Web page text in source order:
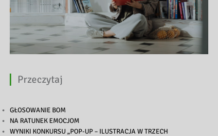
Przeczytaj
GŁOSOWANIE BOM
NA RATUNEK EMOCJOM
WYNIKI KONKURSU „POP-UP – ILUSTRACJA W TRZECH